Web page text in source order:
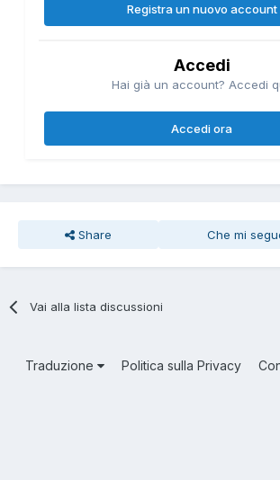
Registra un nuovo account
Accedi
Hai già un account? Accedi
Accedi ora
Share Che mi
Vai alla lista discussioni
Traduzione Politica sulla Privacy